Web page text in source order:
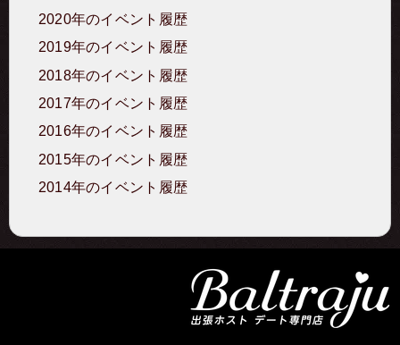
2020年のイベント履歴
2019年のイベント履歴
2018年のイベント履歴
2017年のイベント履歴
2016年のイベント履歴
2015年のイベント履歴
2014年のイベント履歴